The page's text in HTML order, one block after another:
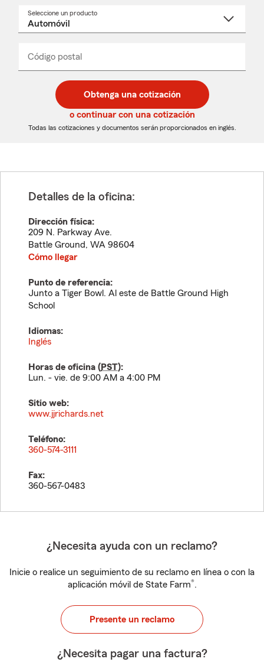
Seleccione un producto
desplegable
Código postal
de
5
dígitos
de
5
dígitos
_____
Obtenga una cotización
o continuar con una cotización
Todas las cotizaciones y documentos serán proporcionados en inglés.
Detalles de la oficina:
Dirección física:
209 N. Parkway Ave.
Battle Ground, WA 98604
Cómo llegar
Punto de referencia:
Junto a Tiger Bowl. Al este de Battle Ground High
School
Idiomas:
Inglés
Horas de oficina (PST):
Lun. - vie. de 9:00 AM a 4:00 PM
Sitio web:
www.jjrichards.net
Teléfono:
360-574-3111
Fax:
360-567-0483
¿Necesita ayuda con un reclamo?
Inicie o realice un seguimiento de su reclamo en línea o con la
aplicación móvil de State Farm®.
Presente un reclamo
¿Necesita pagar una factura?